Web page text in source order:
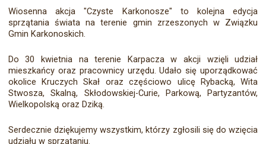
Wiosenna akcja "Czyste Karkonosze" to kolejna edycja
sprzątania świata na terenie gmin zrzeszonych w Związku
Gmin Karkonoskich.
Do 30 kwietnia na terenie Karpacza w akcji wzięli udział
mieszkańcy oraz pracownicy urzędu. Udało się uporządkować
okolice Kruczych Skał oraz częściowo ulicę Rybacką, Wita
Stwosza, Skalną, Skłodowskiej-Curie, Parkową, Partyzantów,
Wielkopolską oraz Dziką.
Serdecznie dziękujemy wszystkim, którzy zgłosili się do wzięcia
udziału w sprzątaniu.